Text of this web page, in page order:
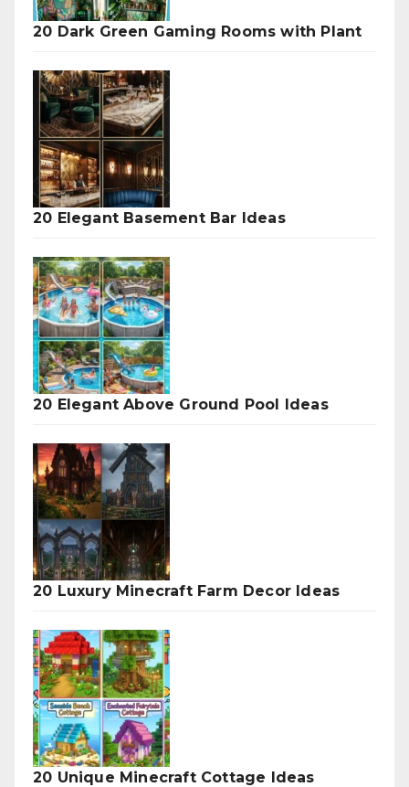
20 Dark Green Gaming Rooms with Plant
20 Elegant Basement Bar Ideas
20 Elegant Above Ground Pool Ideas
20 Luxury Minecraft Farm Decor Ideas
20 Unique Minecraft Cottage Ideas